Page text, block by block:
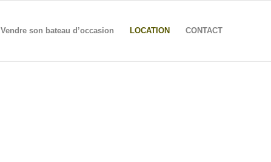
Vendre son bateau d’occasion LOCATION CONTACT